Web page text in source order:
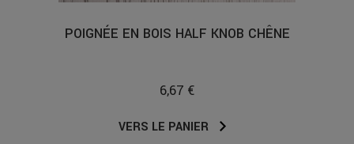
POIGNÉE EN BOIS HALF KNOB CHÊNE
6,67 €
VERS LE PANIER